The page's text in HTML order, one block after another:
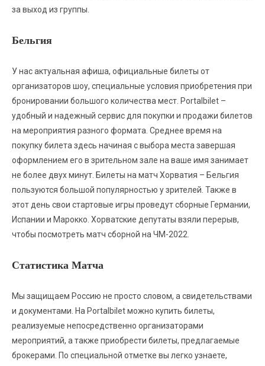
за выход из группы.
Бельгия
У нас актуальная афиша, официальные билеты от
организаторов шоу, специальные условия приобретения при
бронировании большого количества мест. Portalbilet –
удобный и надежный сервис для покупки и продажи билетов
на мероприятия разного формата. Среднее время на
покупку билета здесь начиная с выбора места завершая
оформлением его в зрительном зале на ваше имя занимает
не более двух минут. Билеты на матч Хорватия – Бельгия
пользуются большой популярностью у зрителей. Также в
этот день свои стартовые игры проведут сборные Германии,
Испании и Марокко. Хорватские депутаты взяли перерыв,
чтобы посмотреть матч сборной на ЧМ-2022.
Статистика Матча
Мы защищаем Россию не просто словом, а свидетельствами
и документами. На Portalbilet можно купить билеты,
реализуемые непосредственно организаторами
мероприятий, а также приобрести билеты, предлагаемые
брокерами. По специальной отметке вы легко узнаете,